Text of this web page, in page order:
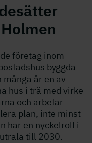
företag inom
byggda
år en av
hus i trä med virke
och arbetar
plan, inte minst
har en nyckelroll i
till 2030.